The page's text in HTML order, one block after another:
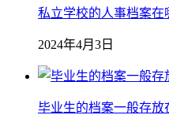
私立学校的人事档案在
2024年4月3日
毕业生的档案一般存放